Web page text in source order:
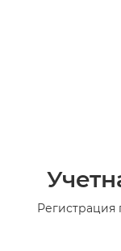
Регистрация